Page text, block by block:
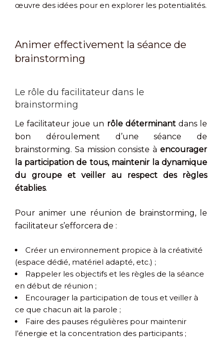
œuvre des idées pour en explorer les potentialités.
Animer effectivement la séance de
brainstorming
Le rôle du facilitateur dans le
brainstorming
Le facilitateur joue un rôle déterminantdans le
bon déroulement d’une séance de
brainstorming. Sa mission consiste à encourager
la participation de tous, maintenir la dynamique
du groupe et veiller au respect des règles
établies.
Pour animer une réunion de brainstorming, le
facilitateur s’efforcera de :
Créer un environnement propice à la créativité
(espace dédié, matériel adapté, etc.) ;
Rappeler les objectifs et les règles de la séance
en début de réunion ;
Encourager la participation de tous et veiller à
ce que chacun ait la parole ;
Faire des pauses régulières pour maintenir
l’énergie et la concentration des participants ;